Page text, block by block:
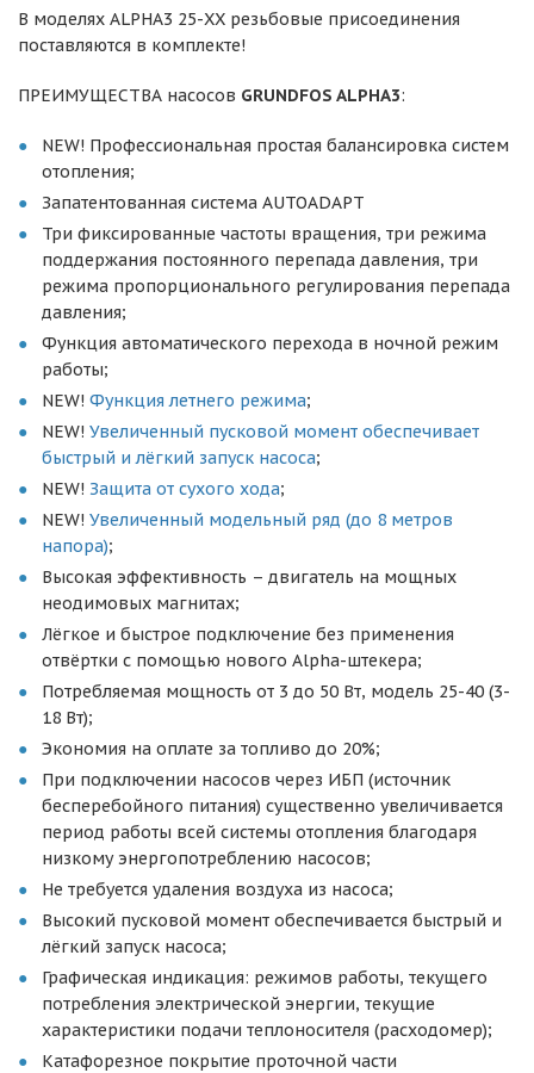
В моделях ALPHA3 25-XX резьбовые присоединения
поставляются в комплекте!
ПРЕИМУЩЕСТВА насосов GRUNDFOS ALPHA3:
NEW! Профессиональная простая балансировка систем
отопления;
Запатентованная система AUTOADAPT
Три фиксированные частоты вращения, три режима
поддержания постоянного перепада давления, три
режима пропорционального регулирования перепада
давления;
Функция автоматического перехода в ночной режим
работы;
NEW! Функция летнего режима;
NEW! Увеличенный пусковой момент обеспечивает
быстрый и лёгкий запуск насоса;
NEW! Защита от сухого хода;
NEW! Увеличенный модельный ряд (до 8 метров
напора);
Высокая эффективность – двигатель на мощных
неодимовых магнитах;
Лёгкое и быстрое подключение без применения
отвёртки с помощью нового Alpha-штекера;
Потребляемая мощность от 3 до 50 Вт, модель 25-40 (3-
18 Вт);
Экономия на оплате за топливо до 20%;
При подключении насосов через ИБП (источник
бесперебойного питания) существенно увеличивается
период работы всей системы отопления благодаря
низкому энергопотреблению насосов;
Не требуется удаления воздуха из насоса;
Высокий пусковой момент обеспечивается быстрый и
лёгкий запуск насоса;
Графическая индикация: режимов работы, текущего
потребления электрической энергии, текущие
характеристики подачи теплоносителя (расходомер);
Катафорезное покрытие проточной части